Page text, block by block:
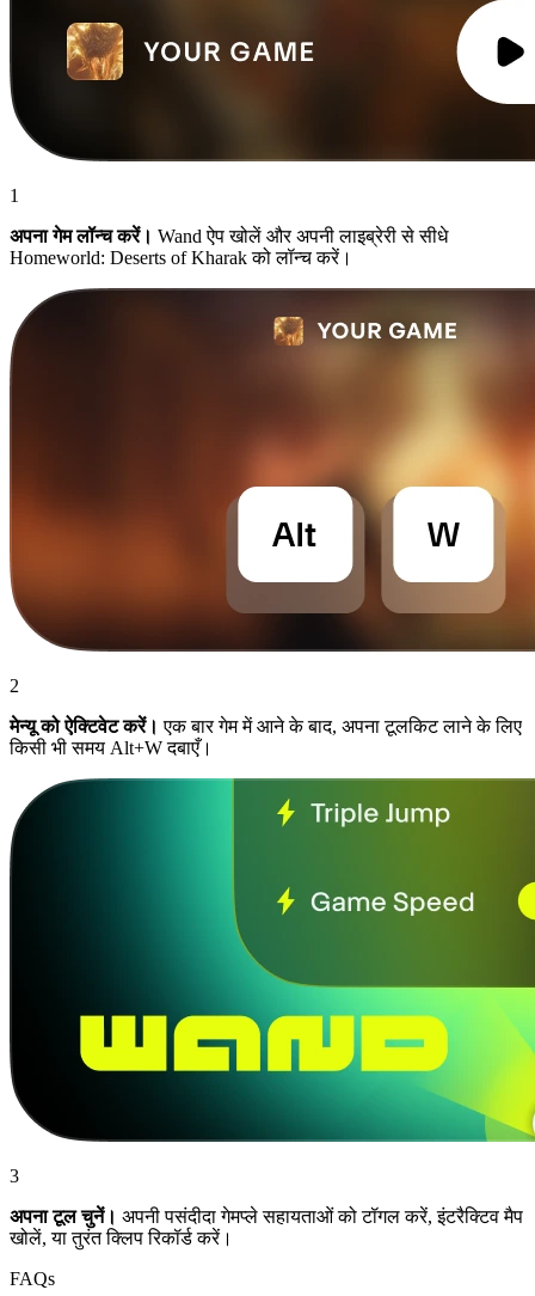
1
अपना गेम लॉन्च करें। Wand ऐप खोलें और अपनी लाइब्रेरी से सीधे
Homeworld: Deserts of Kharak को लॉन्च करें।
2
मेन्यू को ऐक्टिवेट करें। एक बार गेम में आने के बाद, अपना टूलकिट लाने के लिए
किसी भी समय Alt+W दबाएँ।
3
अपना टूल चुनें। अपनी पसंदीदा गेमप्ले सहायताओं को टॉगल करें, इंटरैक्टिव मैप
खोलें, या तुरंत क्लिप रिकॉर्ड करें।
FAQs